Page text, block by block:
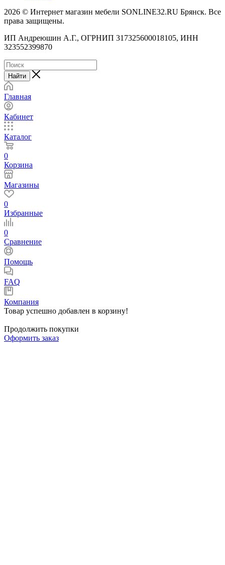
2026 © Интернет магазин мебели SONLINE32.RU Брянск. Все
права защищены.
ИП Андреюшин А.Г., ОГРНИП 317325600018105, ИНН
323552399870
Найти
Главная
Кабинет
Каталог
0
Корзина
Магазины
0
Избранные
0
Сравнение
Помощь
FAQ
Компания
Товар успешно добавлен в корзину!
Продолжить покупки
Оформить заказ